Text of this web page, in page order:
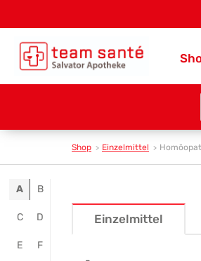
Shop Einzelmittel
A B
C D
E F
Online
Homöopathie
Einzelmittel